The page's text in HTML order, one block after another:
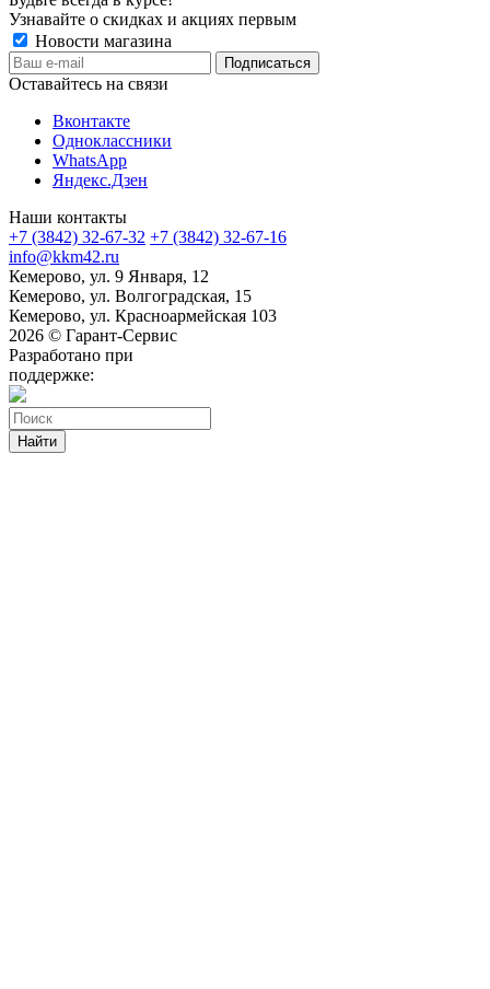
Узнавайте о скидках и акциях первым
Новости магазина
Оставайтесь на связи
Вконтакте
Одноклассники
WhatsApp
Яндекс.Дзен
Наши контакты
+7 (3842) 32-67-32 +7 (3842) 32-67-16
info@kkm42.ru
Кемерово, ул. 9 Января, 12
Кемерово, ул. Волгоградская, 15
Кемерово, ул. Красноармейская 103
2026 © Гарант-Сервис
Разработано при
поддержке:
Найти